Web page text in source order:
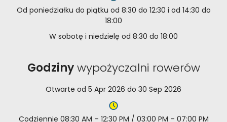
Od poniedziałku do piątku od 8:30 do 12:30 i od 14:30 do
18:00
W sobotę i niedzielę od 8:30 do 18:00
Godzinywypożyczalni rowerów
Otwarte od 5 Apr 2026 do 30 Sep 2026
Codziennie 08:30 AM – 12:30 PM / 03:00 PM – 07:00 PM